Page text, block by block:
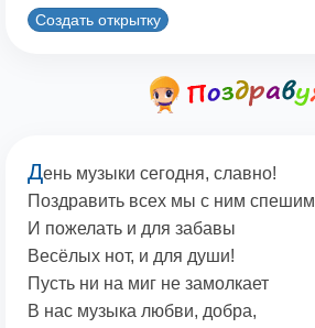
Создать открытку
День музыки сегодня, славно!
Поздравить всех мы с ним спешим
И пожелать и для забавы
Весёлых нот, и для души!
Пусть ни на миг не замолкает
В нас музыка любви, добра,